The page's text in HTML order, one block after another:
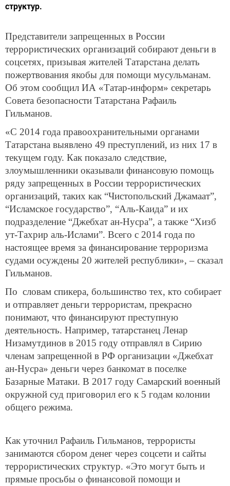
структур.
Представители запрещенных в России
террористических организаций собирают деньги в
соцсетях, призывая жителей Татарстана делать
пожертвования якобы для помощи мусульманам.
Об этом сообщил ИА «Татар-информ» секретарь
Совета безопасности Татарстана Рафаиль
Гильманов.
«С 2014 года правоохранительными органами
Татарстана выявлено 49 преступлений, из них 17 в
текущем году. Как показало следствие,
злоумышленники оказывали финансовую помощь
ряду запрещенных в России террористических
организаций, таких как “Чистопольский Джамаат”,
“Исламское государство”, “Аль-Каида” и их
подразделение “Джебхат ан-Нусра”, а также “Хизб
ут-Тахрир аль-Ислами”. Всего с 2014 года по
настоящее время за финансирование терроризма
судами осуждены 20 жителей республики», – сказал
Гильманов.
По словам спикера, большинство тех, кто собирает
и отправляет деньги террористам, прекрасно
понимают, что финансируют преступную
деятельность. Например, татарстанец Ленар
Низамутдинов в 2015 году отправлял в Сирию
членам запрещенной в РФ организации «Джебхат
ан-Нусра» деньги через банкомат в поселке
Базарные Матаки. В 2017 году Самарский военный
окружной суд приговорил его к 5 годам колонии
общего режима.
Как уточнил Рафаиль Гильманов, террористы
занимаются сбором денег через соцсети и сайты
террористических структур. «Это могут быть и
прямые просьбы о финансовой помощи и